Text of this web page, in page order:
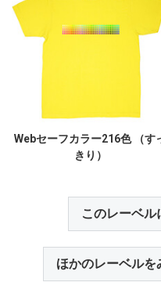
Webセーフカラー216色 （す
きり）
このレーベル
ほかのレーベルを